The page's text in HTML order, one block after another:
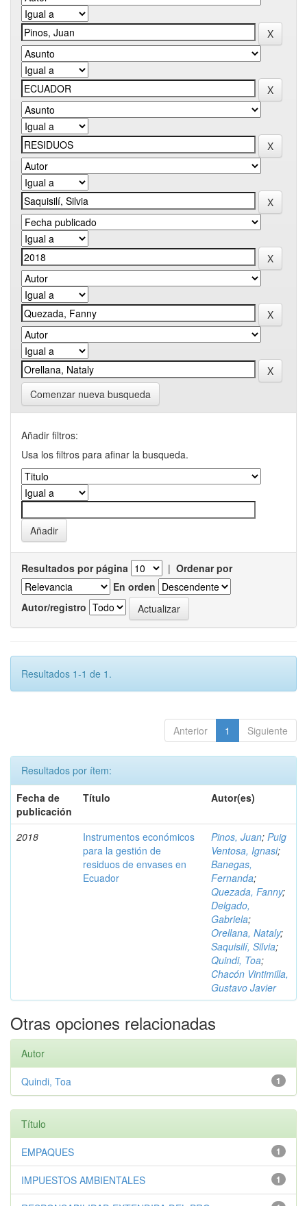
Comenzar nueva busqueda
Añadir filtros:
Usa los filtros para afinar la busqueda.
Resultados por página | Ordenar por
En orden
Autor/registro
Resultados 1-1 de 1.
Anterior 1 Siguiente
Resultados por ítem:
Fecha de
publicación
Título Autor(es)
2018
Instrumentos económicos
para la gestión de
residuos de envases en
Ecuador
Pinos, Juan; Puig
Ventosa, Ignasi;
Banegas,
Fernanda;
Quezada, Fanny;
Delgado,
Gabriela;
Orellana, Nataly;
Saquisilí, Silvia;
Quindi, Toa;
Chacón Vintimilla,
Gustavo Javier
Otras opciones relacionadas
Autor
1
Quindi, Toa
Título
1
EMPAQUES
1
IMPUESTOS AMBIENTALES